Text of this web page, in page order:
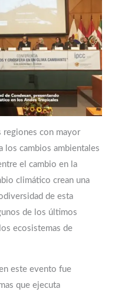
regiones con mayor
los cambios ambientales
el cambio en la
climático crean una
de esta
de los últimos
ecosistemas de
este evento fue
que ejecuta